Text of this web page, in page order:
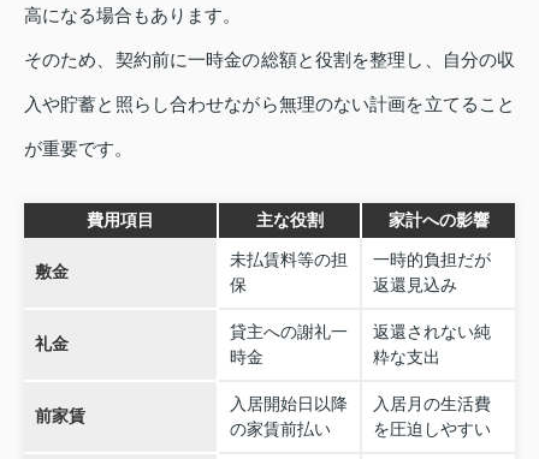
高になる場合もあります。
そのため、契約前に一時金の総額と役割を整理し、自分の収
入や貯蓄と照らし合わせながら無理のない計画を立てること
が重要です。
費用項目 主な役割 家計への影響
敷金
未払賃料等の担
保
一時的負担だが
返還見込み
礼金
貸主への謝礼一
時金
返還されない純
粋な支出
前家賃
入居開始日以降
の家賃前払い
入居月の生活費
を圧迫しやすい